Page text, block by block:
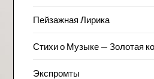
Пейзажна​я Лирика
Стихи о Музыке — Золотая
Экспромты